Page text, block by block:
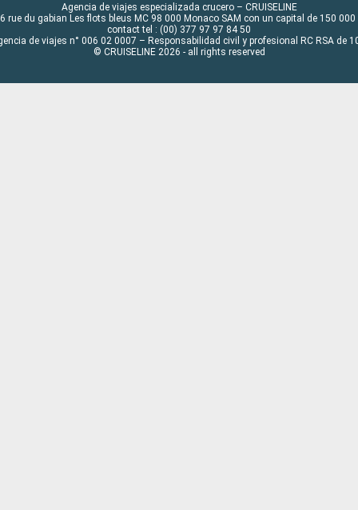
Agencia de viajes especializada crucero – CRUISELINE
rue du gabian Les flots bleus MC 98 000 Monaco SAM con un capital de 150 000
contact tel : (00) 377 97 97 84 50
de viajes n° 006 02 0007 – Responsabilidad civil y profesional RC RSA de
© CRUISELINE 2026 - all rights reserved